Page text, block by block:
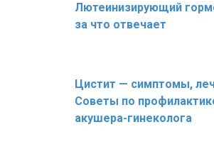
Лютеинизирующий
за что отвечает
Цистит — симптомы,
Советы по
акушера-гинеколога